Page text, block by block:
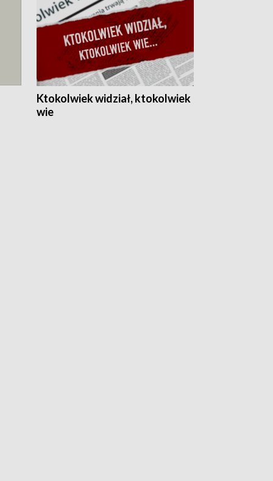
Ktokolwiek widział, ktokolwiek
wie